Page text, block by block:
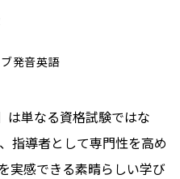
発音英語
は単なる資格試験ではな
指導者として専門性を高め
実感できる素晴らしい学び